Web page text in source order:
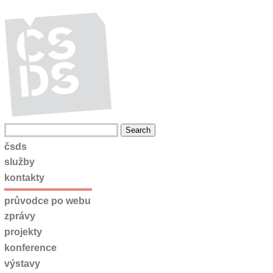
čsds
služby
kontakty
průvodce po webu
zprávy
projekty
konference
výstavy